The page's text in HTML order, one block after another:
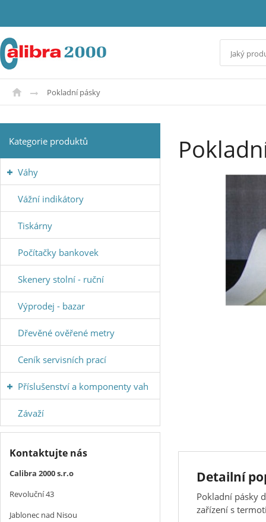
Pokladní pásky
Detailní
Pokladní pásky
zařízení s
Kategorie produktů
Váhy
Vážní indikátory
Tiskárny
Počítačky bankovek
Skenery stolní - ruční
Výprodej - bazar
Dřevěné ověřené metry
Ceník servisních prací
Příslušenství a komponenty vah
Závaží
Kontaktujte nás
Calibra 2000 s.r.o
Revoluční 43
Jablonec nad Nisou